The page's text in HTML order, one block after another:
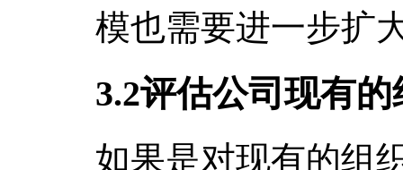
模也需要进一步扩
3.2评估公司现有
如果是对现有的组